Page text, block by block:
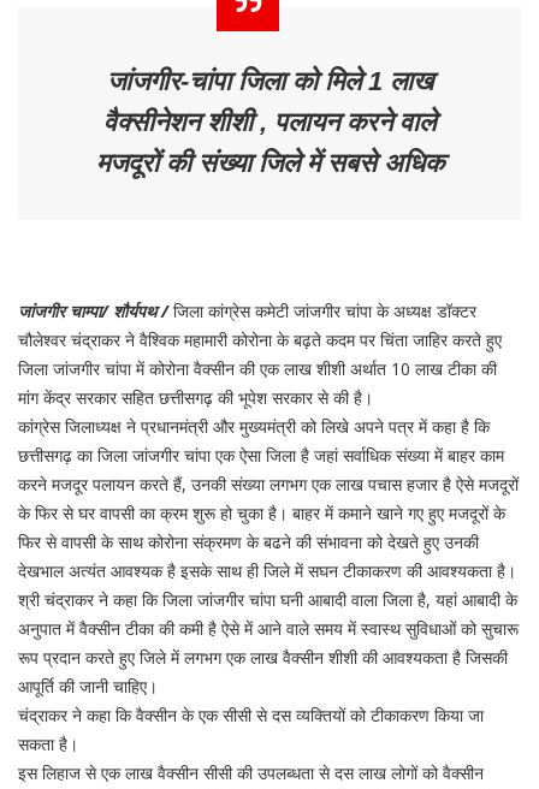
जांजगीर-चांपा जिला को मिले 1 लाख
वैक्सीनेशन शीशी , पलायन करने वाले
मजदूरों की संख्या जिले में सबसे अधिक
जांजगीर चाम्पा/ शौर्यपथ /जिला कांग्रेस कमेटी जांजगीर चांपा के अध्यक्ष डॉक्टर
चौलेश्वर चंद्राकर ने वैश्विक महामारी कोरोना के बढ़ते कदम पर चिंता जाहिर करते हुए
जिला जांजगीर चांपा में कोरोना वैक्सीन की एक लाख शीशी अर्थात 10 लाख टीका की
मांग केंद्र सरकार सहित छत्तीसगढ़ की भूपेश सरकार से की है।
कांग्रेस जिलाध्यक्ष ने प्रधानमंत्री और मुख्यमंत्री को लिखे अपने पत्र में कहा है कि
छत्तीसगढ़ का जिला जांजगीर चांपा एक ऐसा जिला है जहां सर्वाधिक संख्या में बाहर काम
करने मजदूर पलायन करते हैं, उनकी संख्या लगभग एक लाख पचास हजार है ऐसे मजदूरों
के फिर से घर वापसी का क्रम शुरू हो चुका है। बाहर में कमाने खाने गए हुए मजदूरों के
फिर से वापसी के साथ कोरोना संक्रमण के बढने की संभावना को देखते हुए उनकी
देखभाल अत्यंत आवश्यक है इसके साथ ही जिले में सघन टीकाकरण की आवश्यकता है।
श्री चंद्राकर ने कहा कि जिला जांजगीर चांपा घनी आबादी वाला जिला है, यहां आबादी के
अनुपात में वैक्सीन टीका की कमी है ऐसे में आने वाले समय में स्वास्थ सुविधाओं को सुचारू
रूप प्रदान करते हुए जिले में लगभग एक लाख वैक्सीन शीशी की आवश्यकता है जिसकी
आपूर्ति की जानी चाहिए।
चंद्राकर ने कहा कि वैक्सीन के एक सीसी से दस व्यक्तियों को टीकाकरण किया जा
सकता है।
इस लिहाज से एक लाख वैक्सीन सीसी की उपलब्धता से दस लाख लोगों को वैक्सीन